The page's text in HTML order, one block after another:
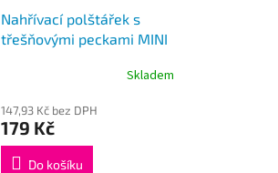
Nahřívací polštářek s
třešňovými peckami MINI
Skladem
147,93 Kč bez DPH
179 Kč
Do košíku